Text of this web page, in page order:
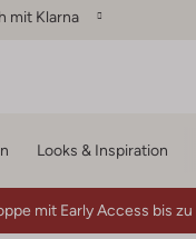
mit Klarna
Looks & Inspiration
mit Early Access bis zu